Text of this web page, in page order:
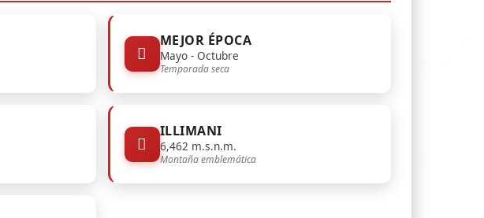
MEJOR ÉPOCA
Mayo - Octubre
Temporada seca
ILLIMANI
6,462 m.s.n.m.
Montaña emblemática